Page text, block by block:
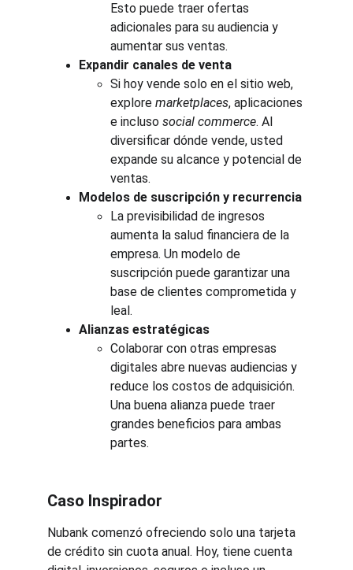
Esto puede traer ofertas
adicionales para su audiencia y
aumentar sus ventas.
Expandir canales de venta
Si hoy vende solo en el sitio web,
explore marketplaces, aplicaciones
e incluso social commerce. Al
diversificar dónde vende, usted
expande su alcance y potencial de
ventas.
Modelos de suscripción y recurrencia
La previsibilidad de ingresos
aumenta la salud financiera de la
empresa. Un modelo de
suscripción puede garantizar una
base de clientes comprometida y
leal.
Alianzas estratégicas
Colaborar con otras empresas
digitales abre nuevas audiencias y
reduce los costos de adquisición.
Una buena alianza puede traer
grandes beneficios para ambas
partes.
Caso Inspirador
Nubank comenzó ofreciendo solo una tarjeta
de crédito sin cuota anual. Hoy, tiene cuenta